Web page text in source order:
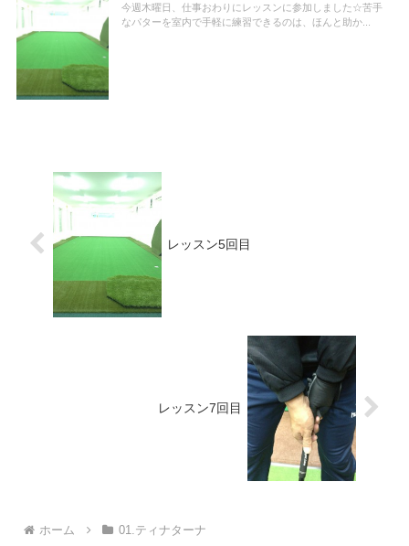
今週木曜日、仕事おわりにレッスンに参加しました☆苦手
なパターを室内で手軽に練習できるのは、ほんと助か...
レッスン5回目
レッスン7回目
ホーム 01.ティナターナ